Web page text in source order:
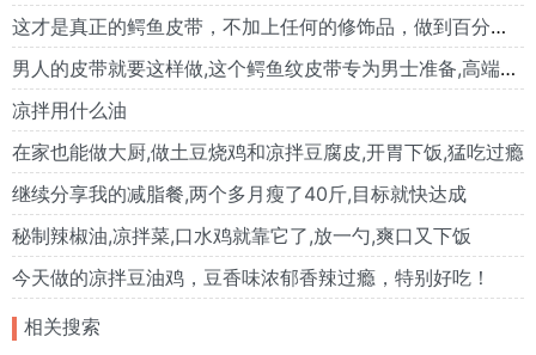
这才是真正的鳄鱼皮带，不加上任何的修饰品，做到百分百真皮
男人的皮带就要这样做,这个鳄鱼纹皮带专为男士准备,高端大气!
凉拌用什么油
在家也能做大厨,做土豆烧鸡和凉拌豆腐皮,开胃下饭,猛吃过瘾
继续分享我的减脂餐,两个多月瘦了40斤,目标就快达成
秘制辣椒油,凉拌菜,口水鸡就靠它了,放一勺,爽口又下饭
今天做的凉拌豆油鸡，豆香味浓郁香辣过瘾，特别好吃！
相关搜索